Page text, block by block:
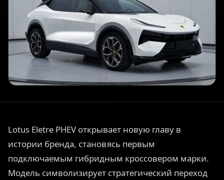
Lotus Eletre PHEV открывает новую главу в
истории бренда, становясь первым
подключаемым гибридным кроссовером марки.
Модель символизирует стратегический переход